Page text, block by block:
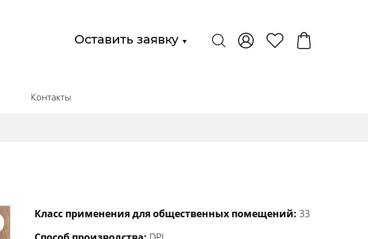
Оставить заявку ▼
Контакты
Класс применения для общественных помещений: 33